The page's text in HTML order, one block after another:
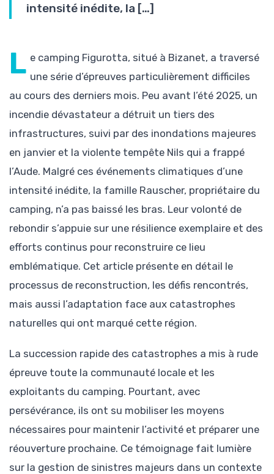
intensité inédite, la […]
L e camping Figurotta, situé à Bizanet, a traversé
une série d’épreuves particulièrement difficiles
au cours des derniers mois. Peu avant l’été 2025, un
incendie dévastateur a détruit un tiers des
infrastructures, suivi par des inondations majeures
en janvier et la violente tempête Nils qui a frappé
l’Aude. Malgré ces événements climatiques d’une
intensité inédite, la famille Rauscher, propriétaire du
camping, n’a pas baissé les bras. Leur volonté de
rebondir s’appuie sur une résilience exemplaire et des
efforts continus pour reconstruire ce lieu
emblématique. Cet article présente en détail le
processus de reconstruction, les défis rencontrés,
mais aussi l’adaptation face aux catastrophes
naturelles qui ont marqué cette région.
La succession rapide des catastrophes a mis à rude
épreuve toute la communauté locale et les
exploitants du camping. Pourtant, avec
persévérance, ils ont su mobiliser les moyens
nécessaires pour maintenir l’activité et préparer une
réouverture prochaine. Ce témoignage fait lumière
sur la gestion de sinistres majeurs dans un contexte